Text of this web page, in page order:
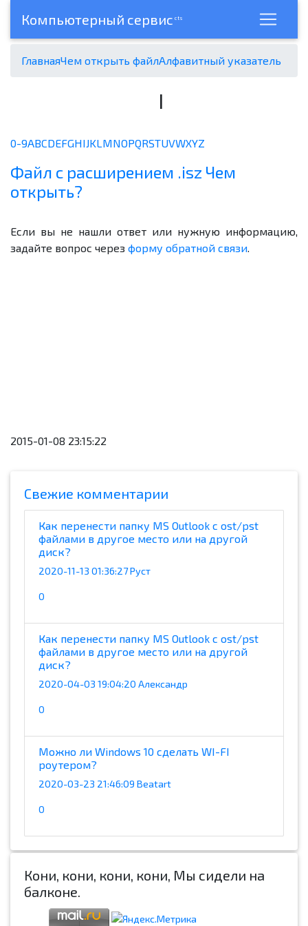
Компьютерный сервис cts
ГлавнаяЧем открыть файлАлфавитный указатель
I
0-9ABCDEFGHIJKLMNOPQRSTUVWXYZ
Файл с расширением .isz Чем
открыть?
Если вы не нашли ответ или нужную информацию,
задайте вопрос через форму обратной связи.
2015-01-08 23:15:22
Cвежие комментарии
Как перенести папку MS Outlook с ost/pst
файлами в другое место или на другой
диск?
2020-11-13 01:36:27 Руст
0
Как перенести папку MS Outlook с ost/pst
файлами в другое место или на другой
диск?
2020-04-03 19:04:20 Александр
0
Можно ли Windows 10 сделать WI-FI
роутером?
2020-03-23 21:46:09 Beatart
0
Кони, кони, кони, кони, Мы сидели на
балконе.